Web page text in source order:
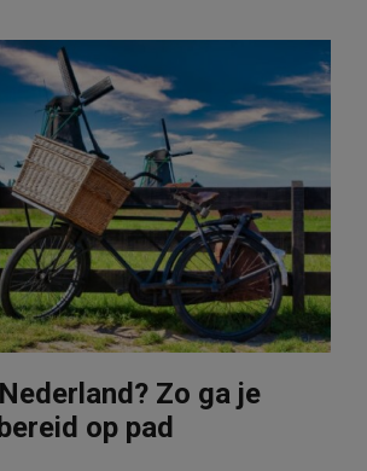
Zo ga je
op pad